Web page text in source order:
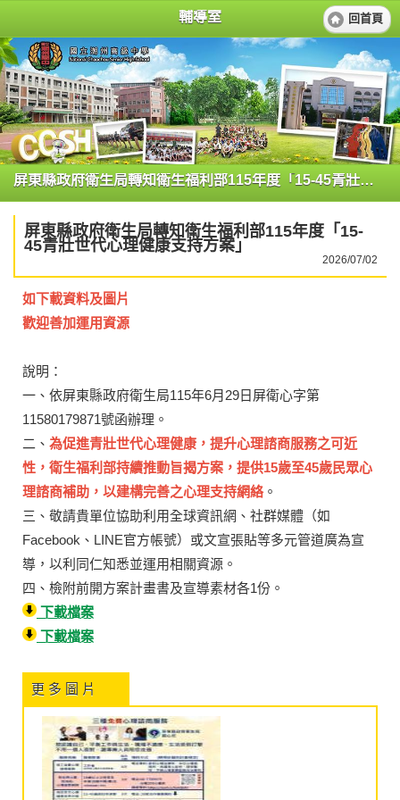
輔導室 回首頁
屏東縣政府衛生局轉知衛生福利部115年度「15-45青壯世代心理健康支持方案」
屏東縣政府衛生局轉知衛生福利部115年度「15-
45青壯世代心理健康支持方案」
2026/07/02
如下載資料及圖片
歡迎善加運用資源
說明：
一、依屏東縣政府衛生局115年6月29日屏衛心字第
11580179871號函辦理。
二、 為促進青壯世代心理健康，提升心理諮商服務之可近
性，衛生福利部持續推動旨揭方案，提供15歲至45歲民眾心
理諮商補助，以建構完善之心理支持網絡。
三、敬請貴單位協助利用全球資訊網、社群媒體（如
Facebook、LINE官方帳號）或文宣張貼等多元管道廣為宣
導，以利同仁知悉並運用相關資源。
四、檢附前開方案計畫書及宣導素材各1份。
下載檔案
下載檔案
更 多 圖 片